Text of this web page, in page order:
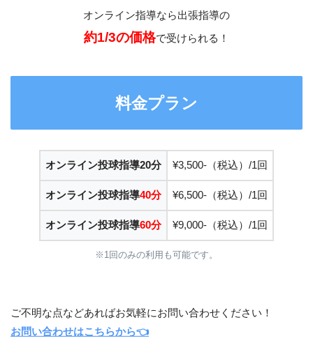
オンライン指導なら出張指導の
約1/3の価格で受けられる！
料金プラン
オンライン投球指導20分 ¥3,500-（税込）/1回
オンライン投球指導40分 ¥6,500-（税込）/1回
オンライン投球指導60分 ¥9,000-（税込）/1回
※1回のみの利用も可能です。
ご不明な点などあればお気軽にお問い合わせください！
お問い合わせはこちらから👈